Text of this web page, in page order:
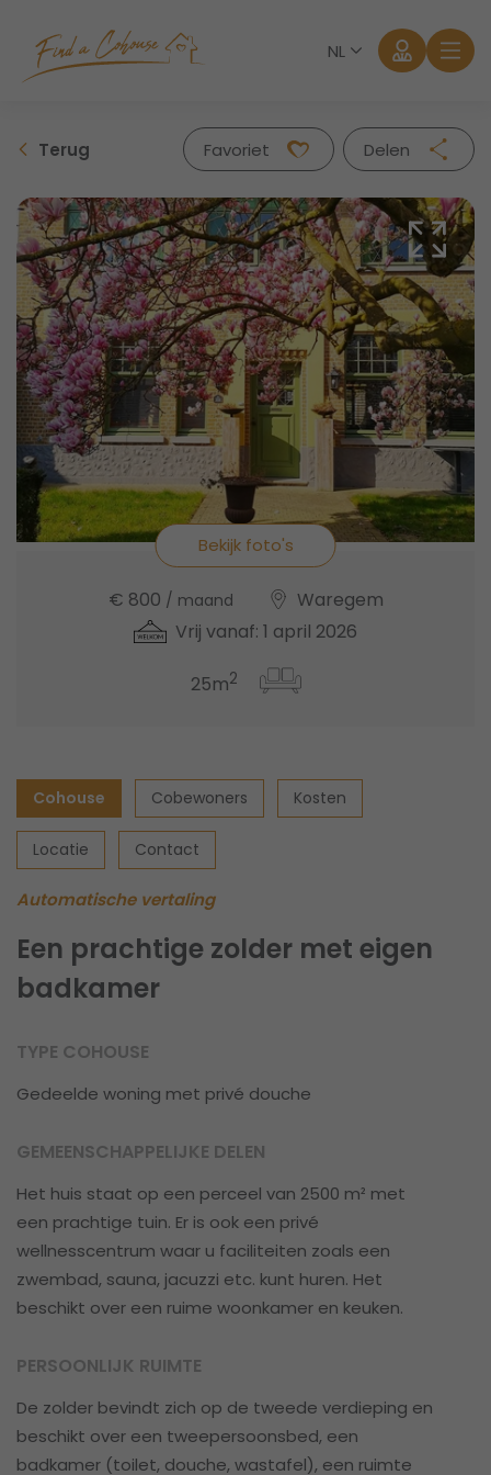
NL
Aanmelden
Wachtwoord vergeten?
Terug Favoriet
Delen
Facebook
Twitter
Whatsapp
Mail
Bekijk foto's
€ 800 / maand
Waregem
Vrij vanaf: 1 april 2026
25m2
Cohouse Cobewoners Kosten
Locatie Contact
Automatische vertaling
Een prachtige zolder met eigen
badkamer
TYPE COHOUSE
Gedeelde woning met privé douche
GEMEENSCHAPPELIJKE DELEN
Het huis staat op een perceel van 2500 m² met
een prachtige tuin. Er is ook een privé
wellnesscentrum waar u faciliteiten zoals een
zwembad, sauna, jacuzzi etc. kunt huren. Het
beschikt over een ruime woonkamer en keuken.
PERSOONLIJK RUIMTE
De zolder bevindt zich op de tweede verdieping en
beschikt over een tweepersoonsbed, een
badkamer (toilet, douche, wastafel), een ruimte